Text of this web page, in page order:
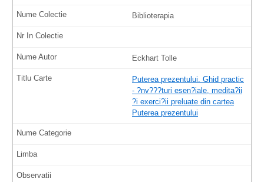
Biblioterapia
Eckhart Tolle
Puterea prezentului. Ghid practic
- ?nv???turi esen?iale, medita?ii
?i exerci?ii preluate din cartea
Puterea prezentului